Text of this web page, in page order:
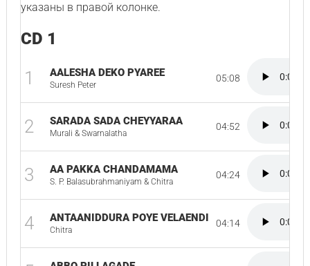
указаны в правой колонке.
CD 1
1 AALESHA DEKO PYAREE
Suresh Peter
05:08
2 SARADA SADA CHEYYARAA
Murali & Swarnalatha
04:52
3 AA PAKKA CHANDAMAMA
S. P. Balasubrahmaniyam & Chitra
04:24
4 ANTAANIDDURA POYE VELAENDI
Chitra
04:14